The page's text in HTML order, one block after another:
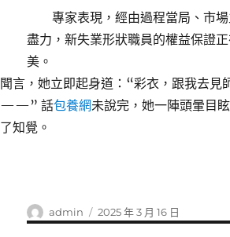
專家表現，經由過程當局、市
盡力，新失業形狀職員的權益保證
美。
聞言，她立即起身道：“彩衣，跟我去見
——” 話包養網未說完，她一陣頭暈目
了知覺。
作
者
admin
發
佈
2025 年 3 月 16 日